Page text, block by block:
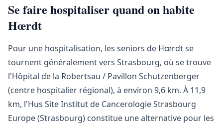
Se faire hospitaliser quand on habite
Hœrdt
Pour une hospitalisation, les seniors de Hœrdt se
tournent généralement vers Strasbourg, où se trouve
l'Hôpital de la Robertsau / Pavillon Schutzenberger
(centre hospitalier régional), à environ 9,6 km. À 11,9
km, l'Hus Site Institut de Cancerologie Strasbourg
Europe (Strasbourg) constitue une alternative pour les